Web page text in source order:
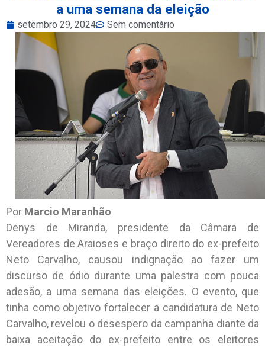
a uma semana da eleição
setembro 29, 2024 Sem comentário
Por Marcio Maranhão
Denys de Miranda, presidente da Câmara de
Vereadores de Araioses e braço direito do ex-prefeito
Neto Carvalho, causou indignação ao fazer um
discurso de ódio durante uma palestra com pouca
adesão, a uma semana das eleições. O evento, que
tinha como objetivo fortalecer a candidatura de Neto
Carvalho, revelou o desespero da campanha diante da
baixa aceitação do ex-prefeito entre os eleitores